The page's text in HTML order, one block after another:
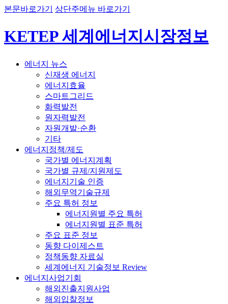
본문바로가기 상단주메뉴 바로가기
KETEP 세계에너지시장정보
에너지 뉴스
신재생 에너지
에너지효율
스마트그리드
화력발전
원자력발전
자원개발·순환
기타
에너지정책/제도
국가별 에너지계획
국가별 규제/지원제도
에너지기술 인증
해외무역기술규제
주요 특허 정보
에너지원별 주요 특허
에너지원별 표준 특허
주요 표준 정보
동향 다이제스트
정책동향 자료실
세계에너지 기술정보 Review
에너지사업기회
해외진출지원사업
해외입찰정보